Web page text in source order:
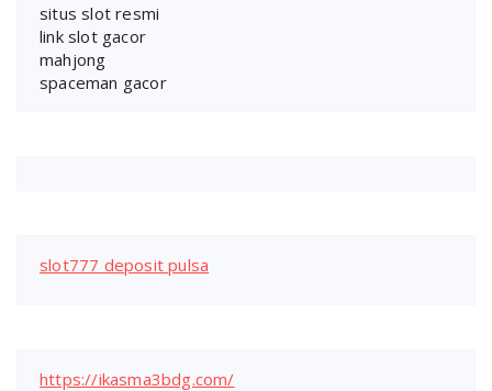
situs slot resmi
link slot gacor
mahjong
spaceman gacor
slot777 deposit pulsa
https://ikasma3bdg.com/